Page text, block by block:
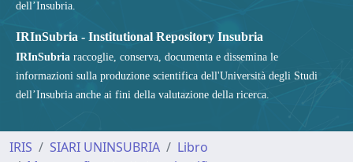
dell’Insubria.
IRInSubria - Institutional Repository Insubria
IRInSubria raccoglie, conserva, documenta e dissemina le
informazioni sulla produzione scientifica dell'Università degli Studi
dell’Insubria anche ai fini della valutazione della ricerca.
IRIS SIARI UNINSUBRIA
Libro